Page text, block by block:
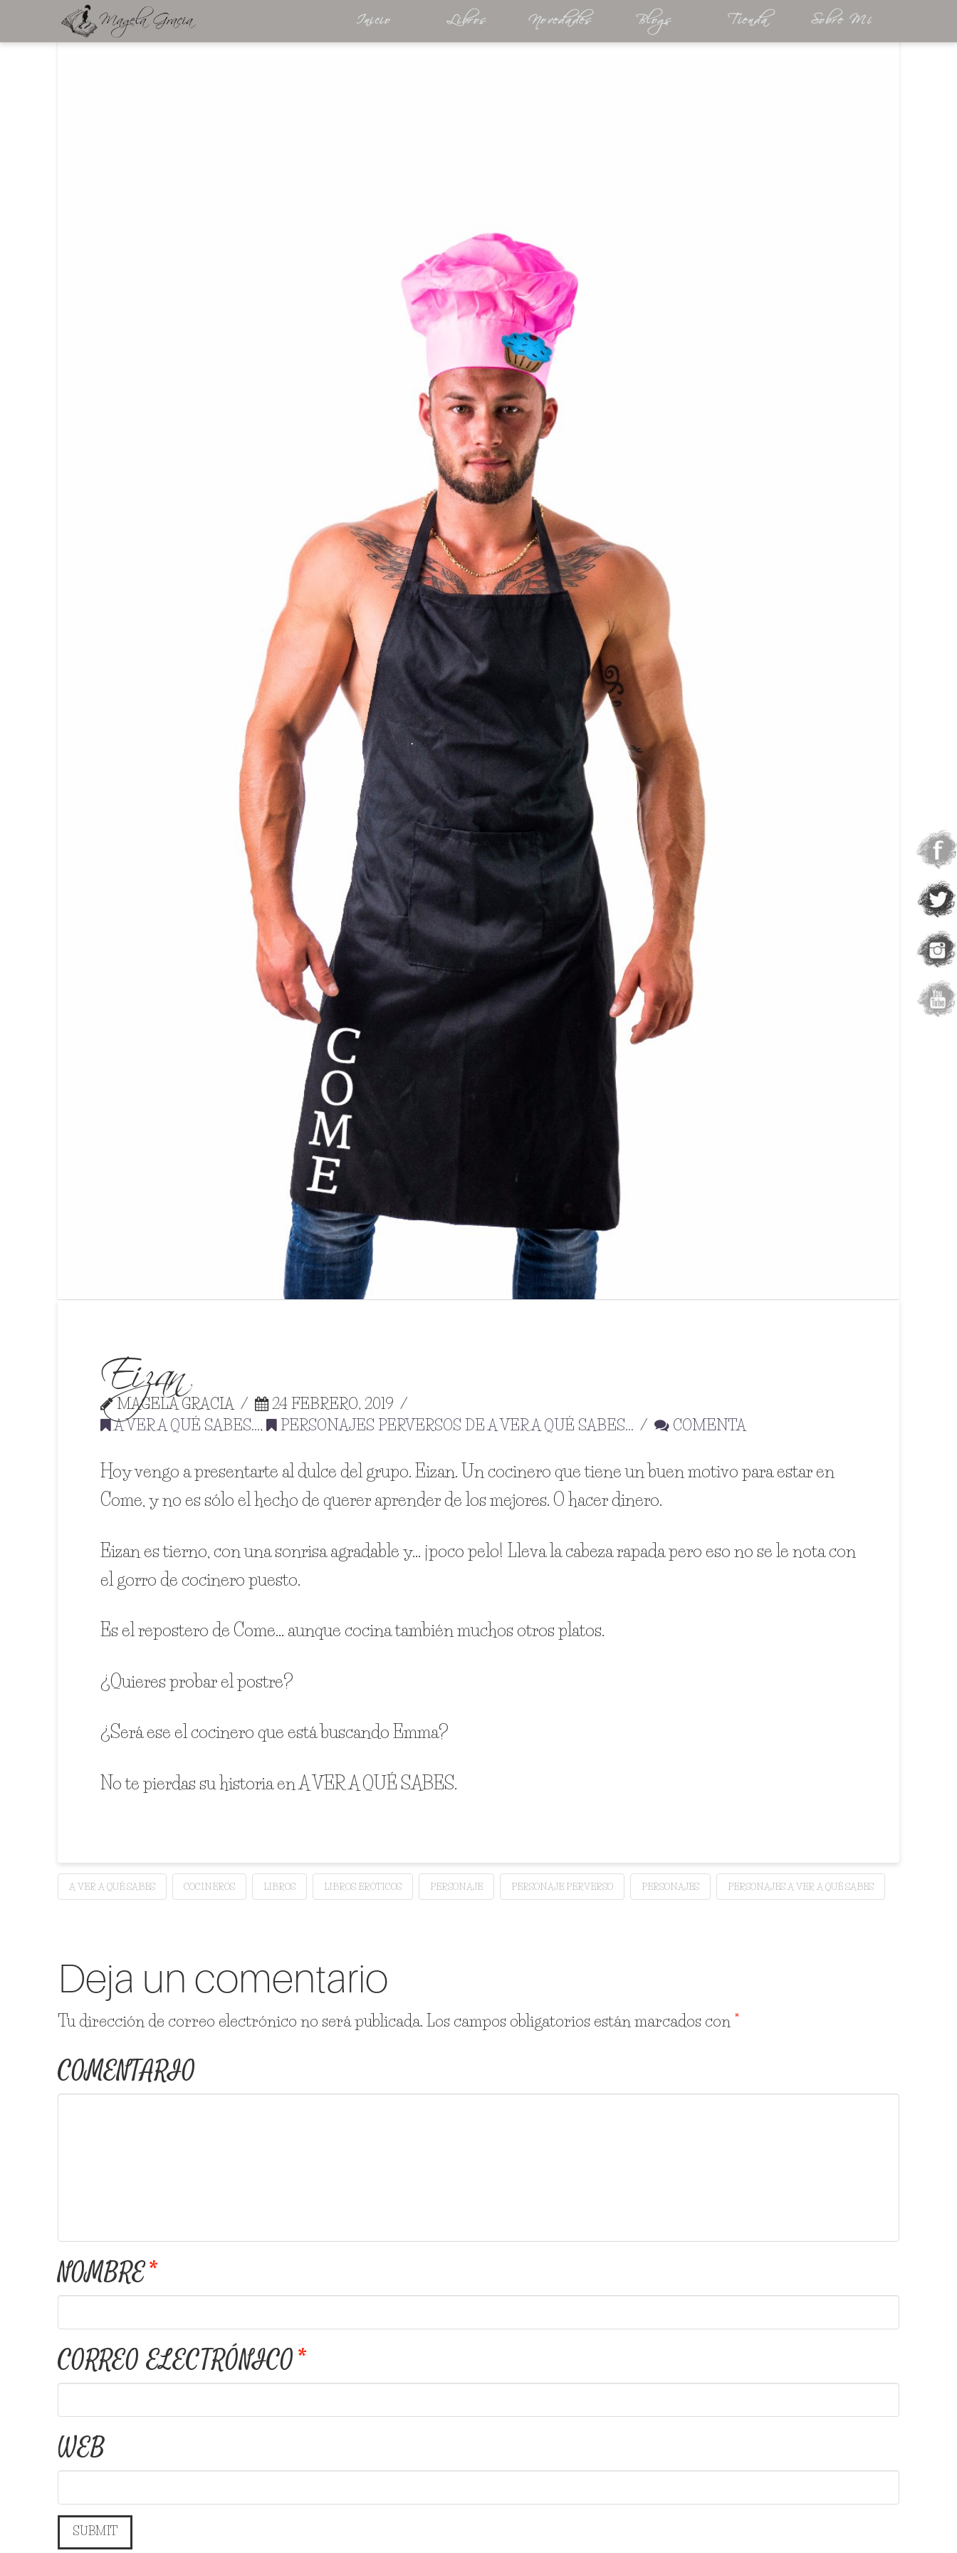
Inicio Libros Novedades Blogs Tienda Sobre Mí
Eizan
MAGELA GRACIA
24 FEBRERO, 2019
A VER A QUÉ SABES..., PERSONAJES PERVERSOS DE A VER A QUÉ SABES... COMENTA
Hoy vengo a presentarte al dulce del grupo. Eizan. Un cocinero que tiene un buen motivo para estar en
Come, y no es sólo el hecho de querer aprender de los mejores. O hacer dinero.
Eizan es tierno, con una sonrisa agradable y… ¡poco pelo! Lleva la cabeza rapada pero eso no se le nota con
el gorro de cocinero puesto.
Es el repostero de Come… aunque cocina también muchos otros platos.
¿Quieres probar el postre?
¿Será ese el cocinero que está buscando Emma?
No te pierdas su historia en A VER A QUÉ SABES.
A VER A QUÉ SABES COCINEROS LIBROS LIBROS ERÓTICOS PERSONAJE PERSONAJE PERVERSO PERSONAJES PERSONAJES A VER A QUÉ SABES
Deja un comentario
Tu dirección de correo electrónico no será publicada. Los campos obligatorios están marcados con *
COMENTARIO
NOMBRE*
CORREO ELECTRÓNICO*
WEB